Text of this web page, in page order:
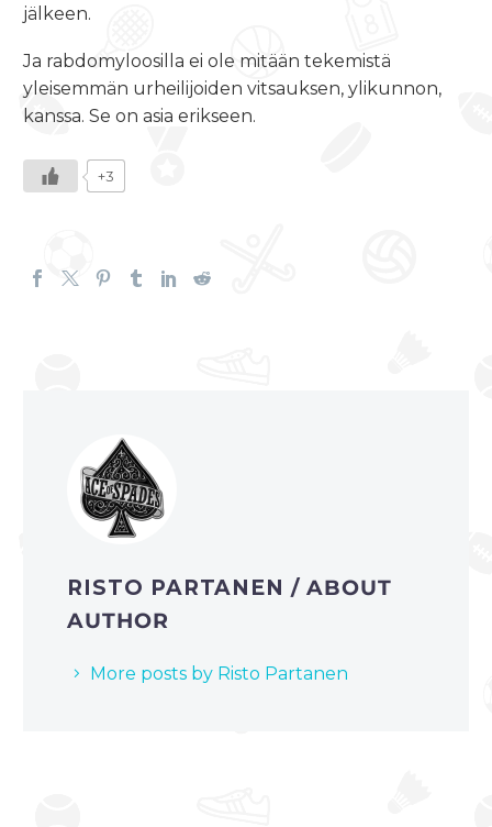
jälkeen.
Ja rabdomyloosilla ei ole mitään tekemistä
yleisemmän urheilijoiden vitsauksen, ylikunnon,
kanssa. Se on asia erikseen.
+3
RISTO PARTANEN/ ABOUT
AUTHOR
More posts by Risto Partanen